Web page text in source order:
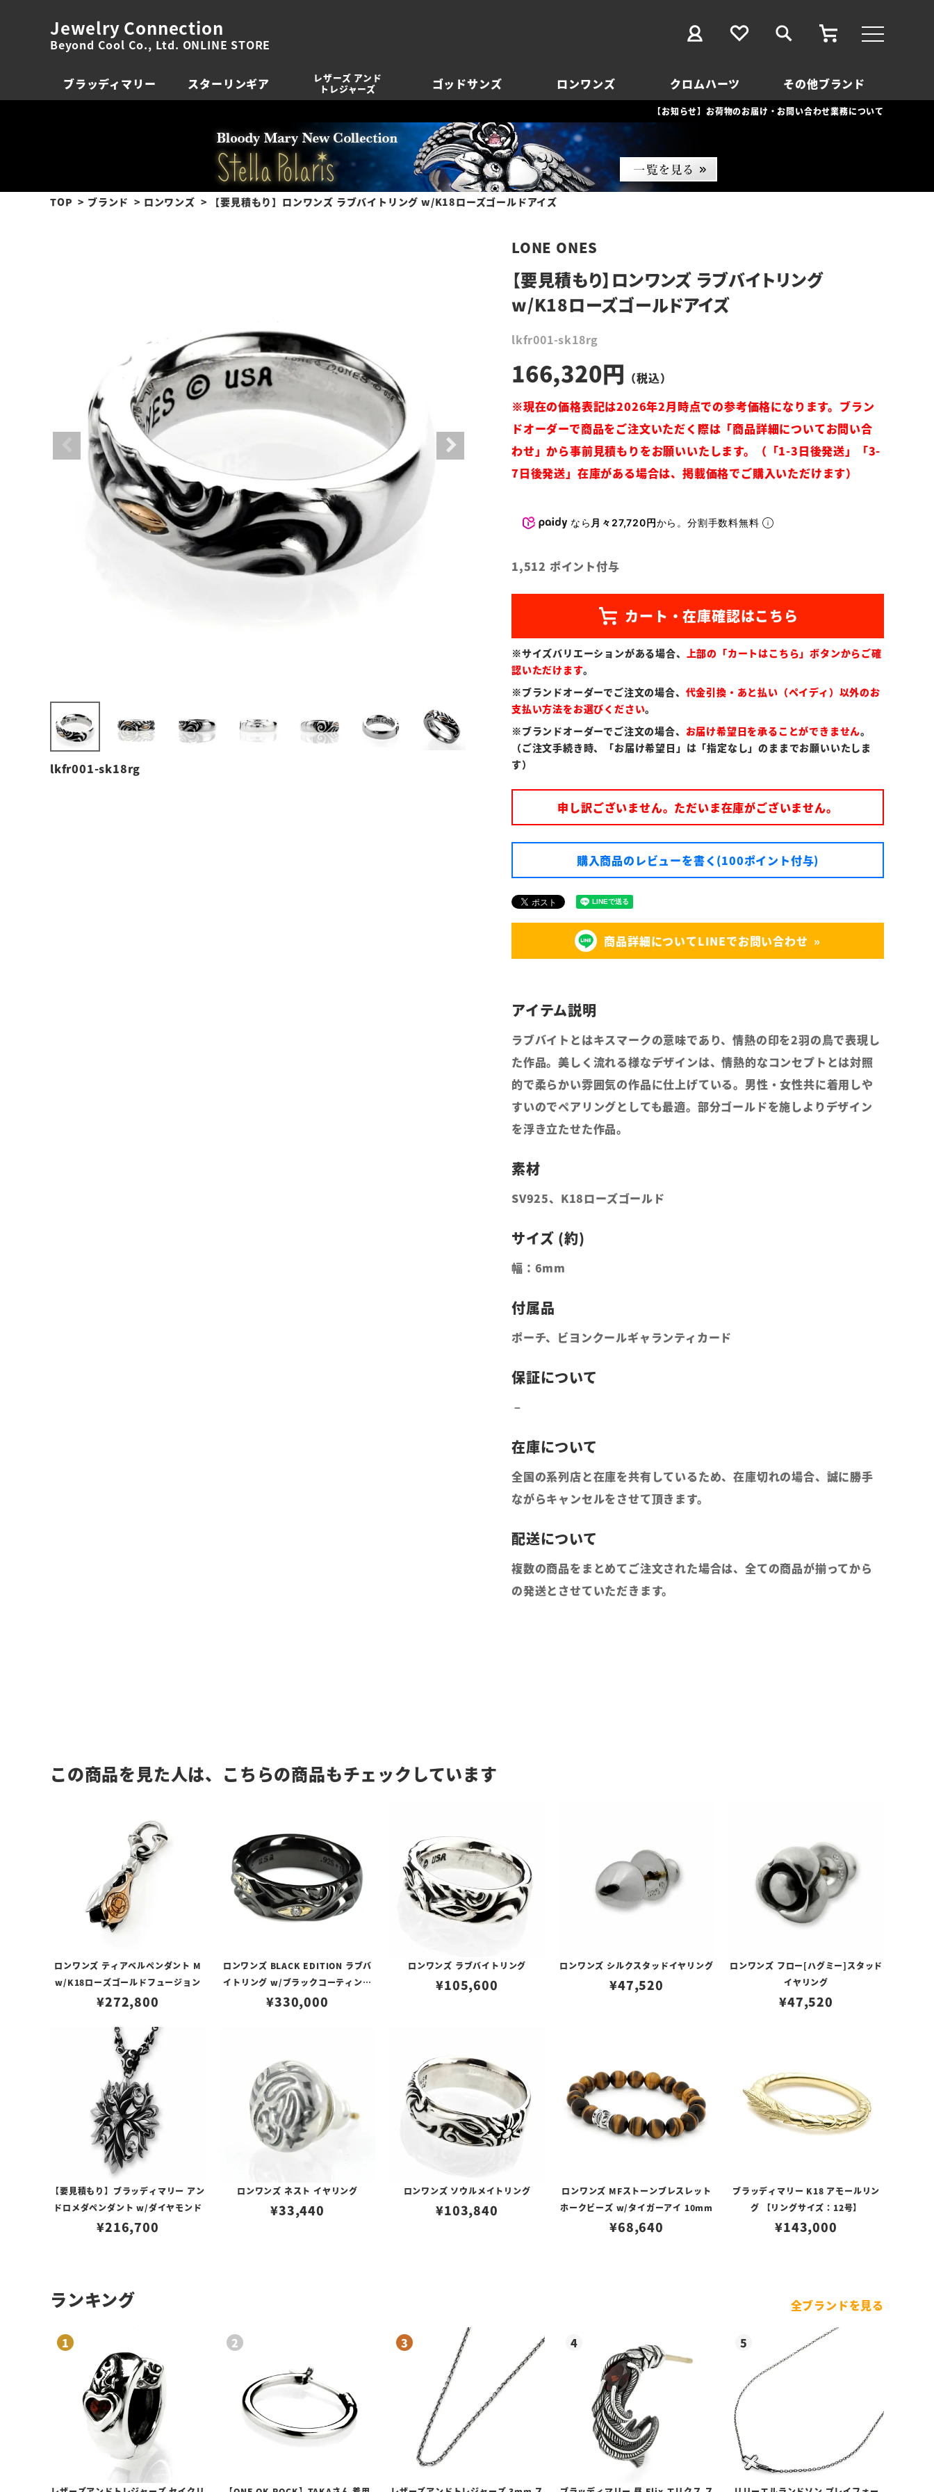
Jewelry Connection
Beyond Cool Co., Ltd. ONLINE STORE
ブラッディマリー スターリンギア
レザーズ アンド
トレジャーズ
ゴッドサンズ ロンワンズ クロムハーツ その他ブランド
【お知らせ】お荷物のお届け・お問い合わせ業務について
TOP ブランド ロンワンズ 【要見積もり】ロンワンズ ラブバイトリング w/K18ローズゴールドアイズ
lkfr001-sk18rg
LONE ONES
【要見積もり】ロンワンズ ラブバイトリング
w/K18ローズゴールドアイズ
lkfr001-sk18rg
166,320
なら 月々27,720円から。分割手数料無料
1,512 ポイント付与
※サイズバリエーションがある場合、
上部の「カートはこちら」ボタンからご確
認いただけます。
※ブランドオーダーでご注文の場合、 代金引換・あと払い（ペイディ）以外のお
支払い方法をお選びください。
※ブランドオーダーでご注文の場合、 お届け希望日を承ることができません。
（ご注文手続き時、「お届け希望日」は「指定なし」のままでお願いいたしま
す）
申し訳ございません。ただいま在庫がございません。
購入商品のレビューを書く(100ポイント付与)
商品詳細についてLINEでお問い合わせ
ラブバイトとはキスマークの意味であり、情熱の印を2羽の鳥で表現し
た作品。美しく流れる様なデザインは、情熱的なコンセプトとは対照
的で柔らかい雰囲気の作品に仕上げている。男性・女性共に着用しや
すいのでペアリングとしても最適。部分ゴールドを施しよりデザイン
を浮き立たせた作品。
SV925、K18ローズゴールド
幅：6mm
ポーチ、ビヨンクールギャランティカード
全国の系列店と在庫を共有しているため、在庫切れの場合、誠に勝手
ながらキャンセルをさせて頂きます。
複数の商品をまとめてご注文された場合は、全ての商品が揃ってから
の発送とさせていただきます。
この商品を見た人は、こちらの商品もチェックしています
ロンワンズ ティアベルペンダント M
w/K18ローズゴールドフュージョン
¥272,800
ロンワンズ BLACK EDITION ラブバ
イトリング w/ブラックコーティング
w/K18イエローゴールドアイズ/ダイ
¥330,000
ロンワンズ ラブバイトリング
¥105,600
ロンワンズ シルクスタッドイヤリング
¥47,520
ロンワンズ フロー[ハグミー]スタッド
イヤリング
¥47,520
【要見積もり】ブラッディマリー アン
ドロメダペンダント w/ダイヤモンド
¥216,700
ロンワンズ ネスト イヤリング
¥33,440
ロンワンズ ソウルメイトリング
¥103,840
ロンワンズ MFストーンブレスレット
ホークビーズ w/タイガーアイ 10mm
¥68,640
ブラッディマリー K18 アモールリン
グ 【リングサイズ：12号】
¥143,000
ランキング 全ブランドを見る